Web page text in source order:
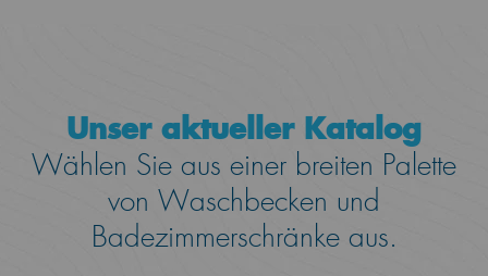
Unser aktueller Katalog
Wählen Sie aus einer breiten Palette
von Waschbecken und
Badezimmerschränke aus.